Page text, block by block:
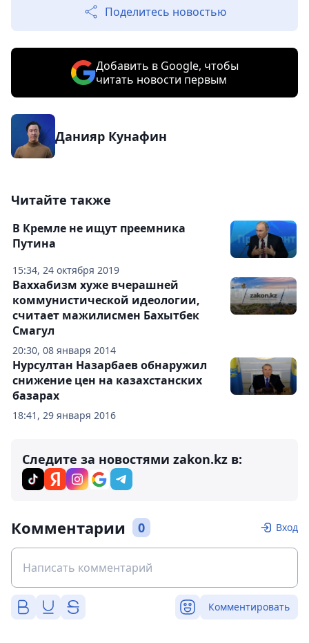
Поделитесь новостью
Добавить в Google, чтобы
читать новости первым
Данияр Кунафин
Читайте также
15:34, 24 октября 2019
В Кремле не ищут преемника
Путина
20:30, 08 января 2014
Ваххабизм хуже вчерашней
коммунистической идеологии,
считает мажилисмен Бахытбек
Смагул
18:41, 29 января 2016
Нурсултан Назарбаев обнаружил
снижение цен на казахстанских
базарах
Следите за новостями zakon.kz в:
Комментарии 0 Вход
Комментировать